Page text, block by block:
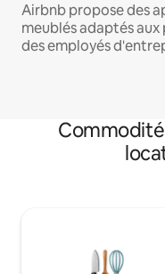
Airbnb propose des
meublés adaptés
des employés